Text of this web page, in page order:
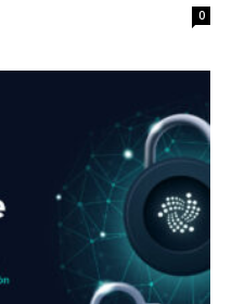
0